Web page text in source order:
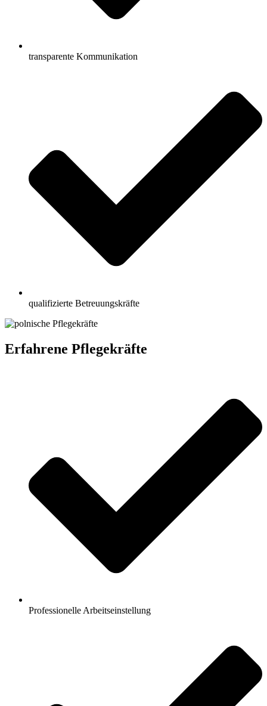
transparente Kommunikation
qualifizierte Betreuungskräfte
Erfahrene Pflegekräfte
Professionelle Arbeitseinstellung